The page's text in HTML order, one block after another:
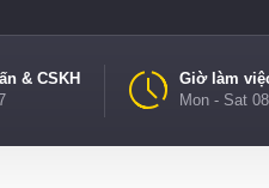
Giờ làm
Mon - Sat
& CSKH